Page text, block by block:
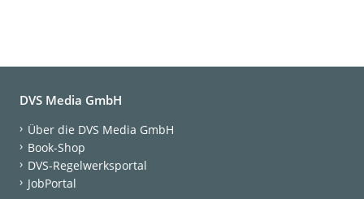
DVS Media GmbH
Über die DVS Media GmbH
Book-Shop
DVS-Regelwerksportal
JobPortal